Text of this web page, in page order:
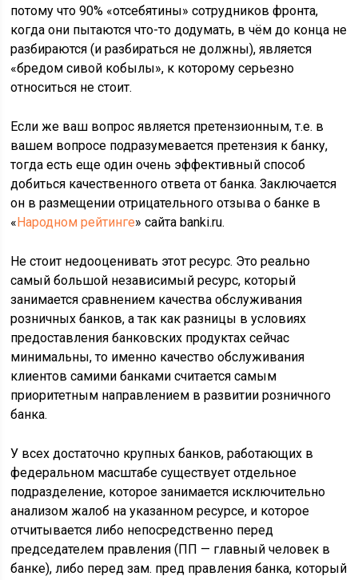
потому что 90% «отсебятины» сотрудников фронта,
когда они пытаются что-то додумать, в чём до конца не
разбираются (и разбираться не должны), является
«бредом сивой кобылы», к которому серьезно
относиться не стоит.
Если же ваш вопрос является претензионным, т.е. в
вашем вопросе подразумевается претензия к банку,
тогда есть еще один очень эффективный способ
добиться качественного ответа от банка. Заключается
он в размещении отрицательного отзыва о банке в
«Народном рейтинге» сайта banki.ru.
Не стоит недооценивать этот ресурс. Это реально
самый большой независимый ресурс, который
занимается сравнением качества обслуживания
розничных банков, а так как разницы в условиях
предоставления банковских продуктах сейчас
минимальны, то именно качество обслуживания
клиентов самими банками считается самым
приоритетным направлением в развитии розничного
банка.
У всех достаточно крупных банков, работающих в
федеральном масштабе существует отдельное
подразделение, которое занимается исключительно
анализом жалоб на указанном ресурсе, и которое
отчитывается либо непосредственно перед
председателем правления (ПП — главный человек в
банке), либо перед зам. пред правления банка, который